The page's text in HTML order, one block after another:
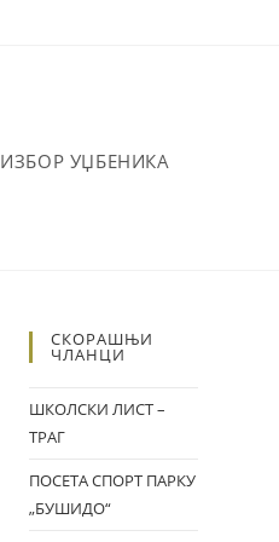
ИЗБОР УЏБЕНИКА
СКОРАШЊИ
ЧЛАНЦИ
ШКОЛСКИ ЛИСТ –
ТРАГ
ПОСЕТА СПОРТ ПАРКУ
„БУШИДО“